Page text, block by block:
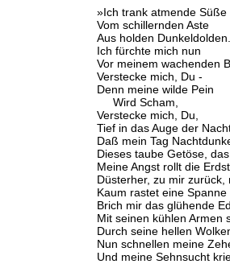
»Ich trank atmende Süße
Vom schillernden Aste
Aus holden Dunkeldolden.
Ich fürchte mich nun
Vor meinem wachenden
Verstecke mich, Du -
Denn meine wilde Pein
Wird Scham,
Verstecke mich, Du,
Tief in das Auge der
Daß mein Tag
Dieses taube Getöse,
Meine Angst rollt die
Düsterher, zu mir zurück,
Kaum rastet eine Spanne
Brich mir das glühende
Mit seinen kühlen Armen
Durch seine hellen
Nun schnellen meine
Und meine Sehnsucht